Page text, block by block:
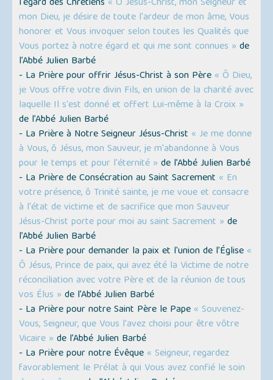
mon Dieu, je désire de toute l'ardeur de mon âme, Vous
honorer et Vous invoquer selon toutes les Qualités que
Vous portez à notre égard et qui me sont connues » de
l’Abbé Julien Barbé
- La Prière pour offrir Jésus-Christ à son Père « Ô Dieu,
je Vous offre votre divin Fils, en union de la charité avec
laquelle Il s'est donné et offert Lui-même à la Croix »
de l’Abbé Julien Barbé
- La Prière à Notre Seigneur Jésus-Christ « Je me donne
à Vous, ô Jésus, mon Sauveur, je m'abandonne à Vous
pour le temps et pour l'éternité » de l’Abbé Julien Barbé
- La Prière de Consécration au Saint Sacrement « En
votre présence, ô Trinité sainte, je me voue et consacre
à l'état de victime et de sacrifice que mon Sauveur
Jésus-Christ porte pour moi au saint Sacrement » de
l’Abbé Julien Barbé
- La Prière pour demander la paix et l'union de l’Église «
Ô Jésus, Prince de paix, qui avez été la Victime de notre
réconciliation avec votre Père et de la réunion de tous
vos Élus » de l’Abbé Julien Barbé
- La Prière pour notre Saint Père le Pape « Souvenez-
Vous, Seigneur, que Vous l'avez choisi pour être vôtre
Vicaire » de l’Abbé Julien Barbé
- La Prière pour notre Évêque « Seigneur, regardez
favorablement le Prélat à qui Vous avez confié le soin